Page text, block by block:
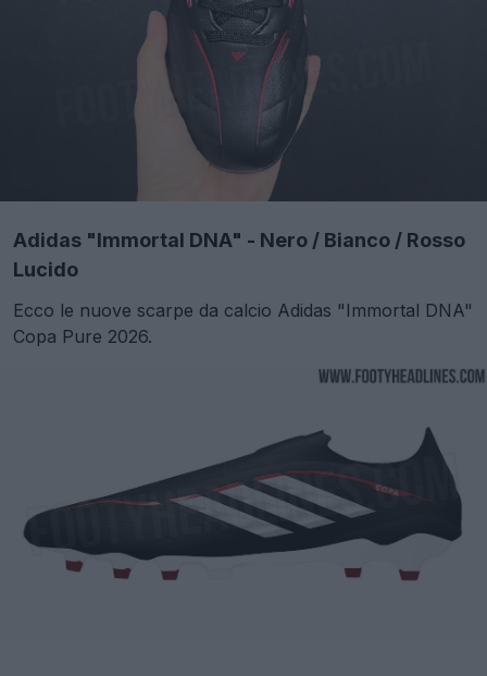
Adidas "Immortal DNA" - Nero / Bianco / Rosso
Lucido
Ecco le nuove scarpe da calcio Adidas "Immortal DNA"
Copa Pure 2026.